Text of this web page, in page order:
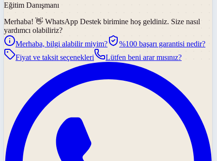
Eğitim Danışmanı
Merhaba! 👋 WhatsApp Destek birimine hoş geldiniz. Size nasıl
yardımcı olabiliriz?
Merhaba, bilgi alabilir miyim?
%100 başarı garantisi nedir?
Fiyat ve taksit seçenekleri
Lütfen beni arar mısınız?